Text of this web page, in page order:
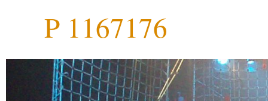
P 1167176